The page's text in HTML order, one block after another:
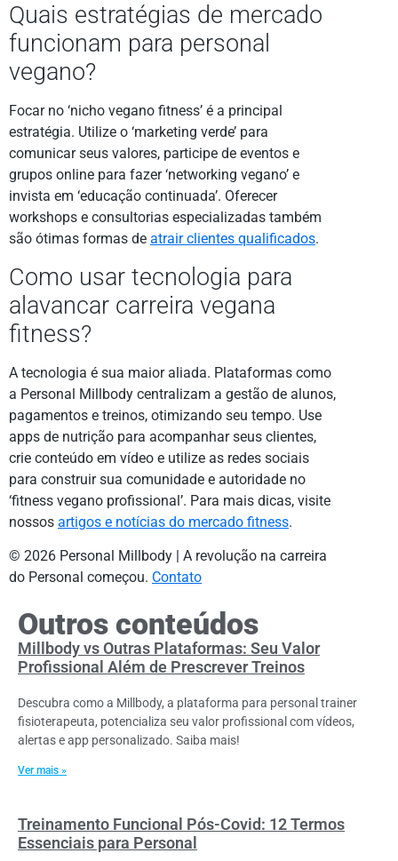
Quais estratégias de mercado
funcionam para personal
vegano?
Focar no ‘nicho vegano fitness’ é a principal
estratégia. Utilize o ‘marketing verde’ para
comunicar seus valores, participe de eventos e
grupos online para fazer ‘networking vegano’ e
invista em ‘educação continuada’. Oferecer
workshops e consultorias especializadas também
são ótimas formas de atrair clientes qualificados.
Como usar tecnologia para
alavancar carreira vegana
fitness?
A tecnologia é sua maior aliada. Plataformas como
a Personal Millbody centralizam a gestão de alunos,
pagamentos e treinos, otimizando seu tempo. Use
apps de nutrição para acompanhar seus clientes,
crie conteúdo em vídeo e utilize as redes sociais
para construir sua comunidade e autoridade no
‘fitness vegano profissional’. Para mais dicas, visite
nossos artigos e notícias do mercado fitness.
© 2026 Personal Millbody | A revolução na carreira
do Personal começou. Contato
Outros conteúdos
Millbody vs Outras Plataformas: Seu Valor
Profissional Além de Prescrever Treinos
Descubra como a Millbody, a plataforma para personal trainer
fisioterapeuta, potencializa seu valor profissional com vídeos,
alertas e app personalizado. Saiba mais!
Ver mais »
Treinamento Funcional Pós-Covid: 12 Termos
Essenciais para Personal